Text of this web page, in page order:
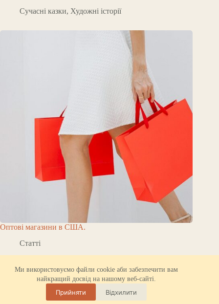
Ми використовуємо файли cookie аби забезпечити вам
найкращий досвід на нашому веб-сайті.
Прийняти Відхилити
Сучасні казки, Художні історії
Оптові магазини в США.
Статті
Політика конфіденційності
Всі права захищено © 2026 - ORBK.NET. Уся інформація
на даному сайті надається виключно в довідкових або
розважальних цілях. Використання матеріалів